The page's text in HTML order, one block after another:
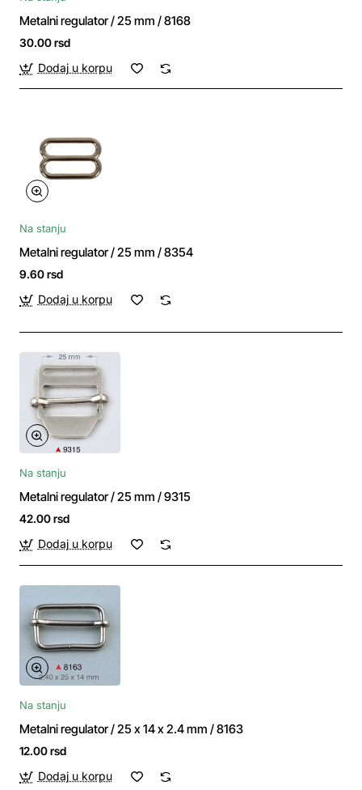
Metalni regulator / 25 mm / 8168
30.00 rsd
Dodaj u korpu
Na stanju
Metalni regulator / 25 mm / 8354
9.60 rsd
Dodaj u korpu
Na stanju
Metalni regulator / 25 mm / 9315
42.00 rsd
Dodaj u korpu
Na stanju
Metalni regulator / 25 x 14 x 2.4 mm / 8163
12.00 rsd
Dodaj u korpu